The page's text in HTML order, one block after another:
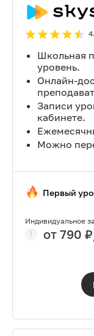
Школьная
уровень.
Онлайн-
Записи
кабинете.
Можно
Первый
Индивидуальное
от 790